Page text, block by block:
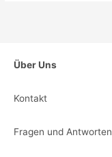
Über Uns
Kontakt
Fragen und Antworten